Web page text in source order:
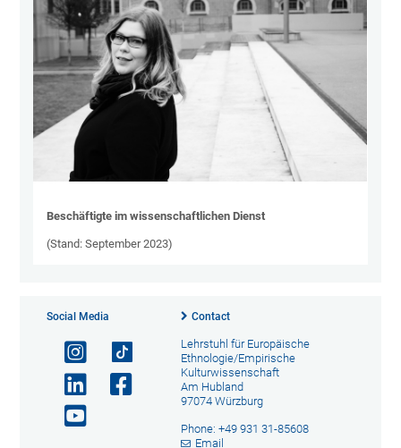
Beschäftigte im wissenschaftlichen Dienst
(Stand: September 2023)
Social Media Contact
Lehrstuhl für Europäische
Ethnologie/Empirische
Kulturwissenschaft
Am Hubland
97074 Würzburg
Phone: +49 931 31-85608
Email